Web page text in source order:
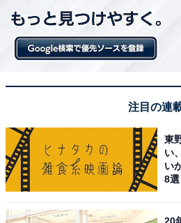
次ページ 8位までの
注目の連
東
い
い
8選